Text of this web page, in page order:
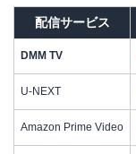
配信サービス
DMM TV
U-NEXT
Amazon Prime Video